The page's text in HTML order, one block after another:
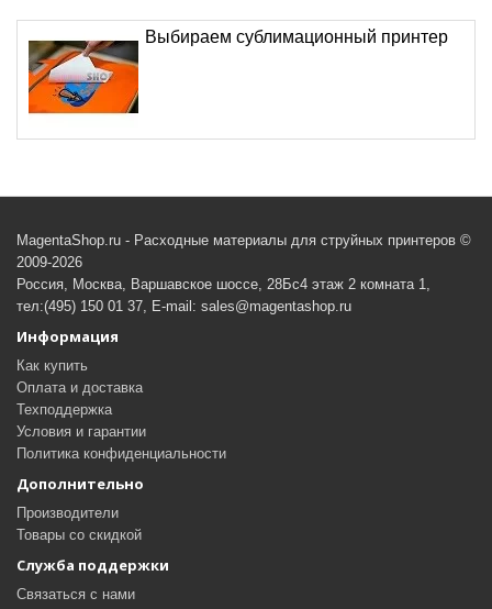
Выбираем сублимационный принтер
MagentaShop.ru - Расходные материалы для струйных принтеров ©
2009-2026
Россия, Москва, Варшавское шоссе, 28Бс4 этаж 2 комната 1,
тел:(495) 150 01 37, E-mail: sales@magentashop.ru
Информация
Как купить
Оплата и доставка
Техподдержка
Условия и гарантии
Политика конфиденциальности
Дополнительно
Производители
Товары со скидкой
Служба поддержки
Связаться с нами